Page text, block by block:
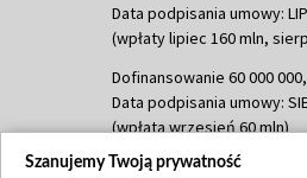
Data podpisania umowy:
(wpłaty lipiec 160 mln,
Dofinansowanie 60 000
Data podpisania umowy:
(wpłata wrzesień 60 mln)
Dofinansowanie 635 783
Szanujemy Twoją prywatność